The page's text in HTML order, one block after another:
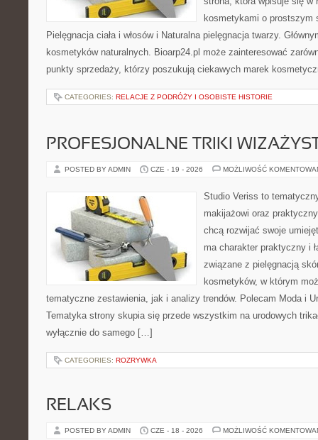
kosmetykami o prostszym
Pielęgnacja ciała i włosów i Naturalna pielęgnacja twarzy.
kosmetyków naturalnych. Bioarp24.pl może zainteresować
punkty sprzedaży, którzy poszukują ciekawych marek
CATEGORIES: RELACJE Z PODRÓŻY I OSOBISTE HISTORIE
PROFESJONALNE TRIKI
POSTED BY ADMIN CZE - 19 - 2026 MOŻLIWOŚĆ
Studio Veriss to
makijażowi oraz
chcą rozwijać swoje
ma charakter praktyczny i
związane z pielęgnacją
kosmetyków, w którym
tematyczne zestawienia, jak i analizy trendów. Polecam Moda i
Tematyka strony skupia się przede wszystkim na urodowych
wyłącznie do samego […]
CATEGORIES: ROZRYWKA
RELAKS
POSTED BY ADMIN CZE - 18 - 2026 MOŻLIWOŚĆ